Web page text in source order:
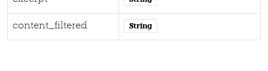
content_filtered String